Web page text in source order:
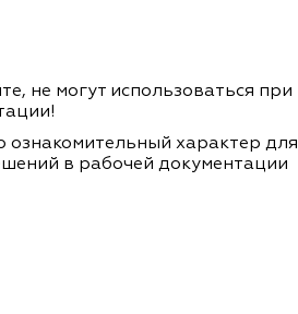
не могут использоваться при
ознакомительный характер для
в рабочей документации